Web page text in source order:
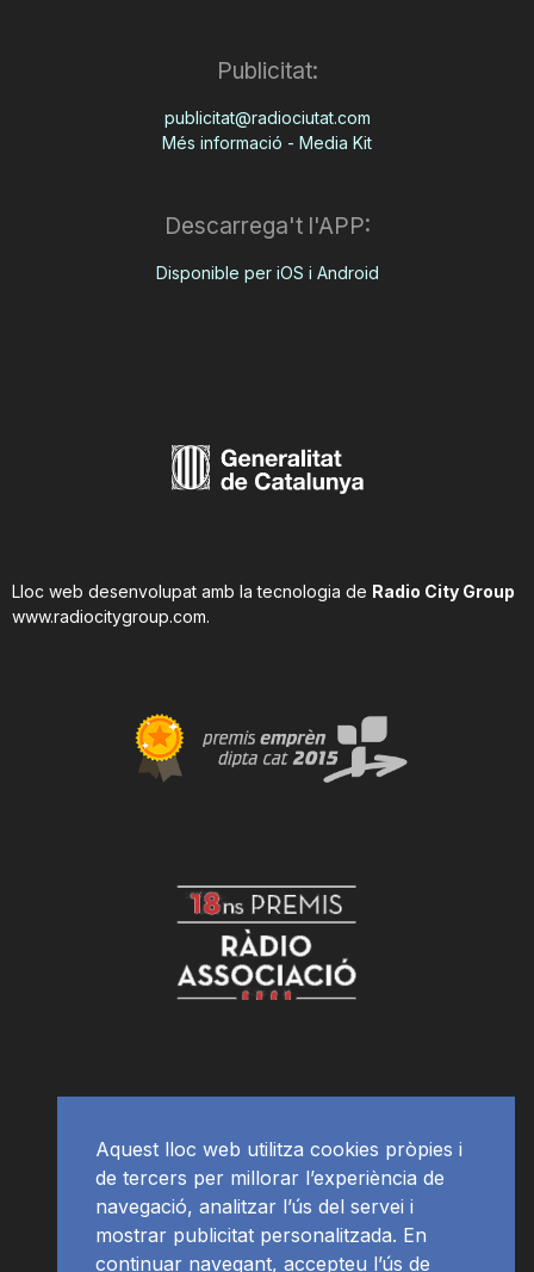
Publicitat:
publicitat@radiociutat.com
Més informació - Media Kit
Descarrega't l'APP:
Disponible per iOS i Android
Lloc web desenvolupat amb la tecnologia de Radio City Group
www.radiocitygroup.com.
Aquest lloc web utilitza cookies pròpies i
de tercers per millorar l’experiència de
navegació, analitzar l’ús del servei i
mostrar publicitat personalitzada. En
continuar navegant, accepteu l’ús de